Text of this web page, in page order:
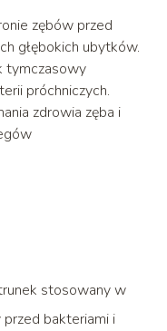
zębów przed
głębokich ubytków.
tymczasowy
próchniczych.
zdrowia zęba i
stosowany w
bakteriami i